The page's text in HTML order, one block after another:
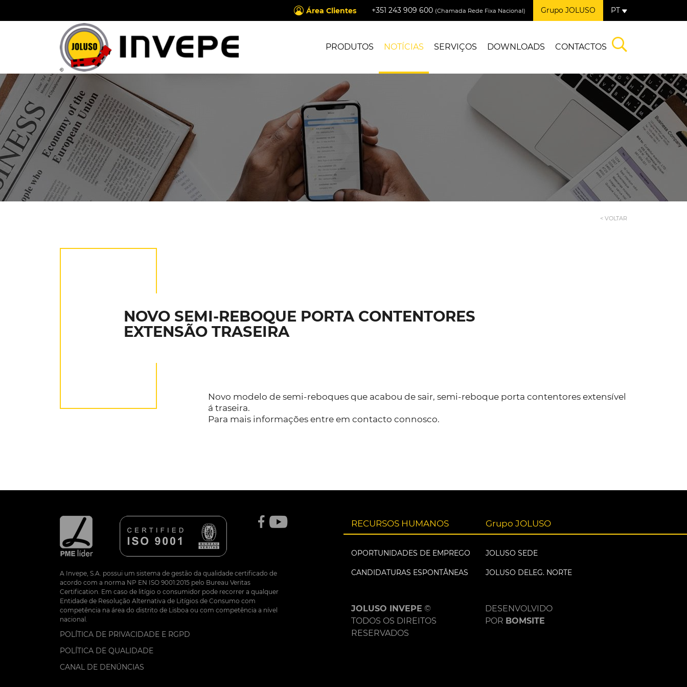
Área Clientes +351 243 909 600 (Chamada Rede Fixa Nacional) Grupo JOLUSO PT
PRODUTOS NOTÍCIAS SERVIÇOS DOWNLOADS CONTACTOS
< VOLTAR
NOVO SEMI-REBOQUE PORTA CONTENTORES
EXTENSÃO TRASEIRA
Novo modelo de semi-reboques que acabou de sair, semi-reboque porta contentores extensível
á traseira.
Para mais informações entre em contacto connosco.
A Invepe, S.A. possui um sistema de gestão da qualidade certificado de
acordo com a norma NP EN ISO 9001:2015 pelo Bureau Veritas
Certification. Em caso de litígio o consumidor pode recorrer a qualquer
Entidade de Resolução Alternativa de Litígios de Consumo com
competência na área do distrito de Lisboa ou com competência a nível
nacional.
POLÍTICA DE PRIVACIDADE E RGPD
POLÍTICA DE QUALIDADE
CANAL DE DENÚNCIAS
RECURSOS HUMANOS
OPORTUNIDADES DE EMPREGO
CANDIDATURAS ESPONTÂNEAS
Grupo JOLUSO
JOLUSO SEDE
JOLUSO DELEG. NORTE
JOLUSO INVEPE ©
TODOS OS DIREITOS
RESERVADOS
DESENVOLVIDO
POR BOMSITE